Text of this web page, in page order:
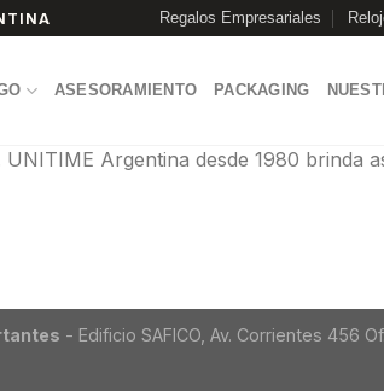
Regalos Empresariales
ASESORAMIENTO PACKAGING
Argentina desde 1980 brinda
- Edificio SAFICO, Av. Corrientes 456